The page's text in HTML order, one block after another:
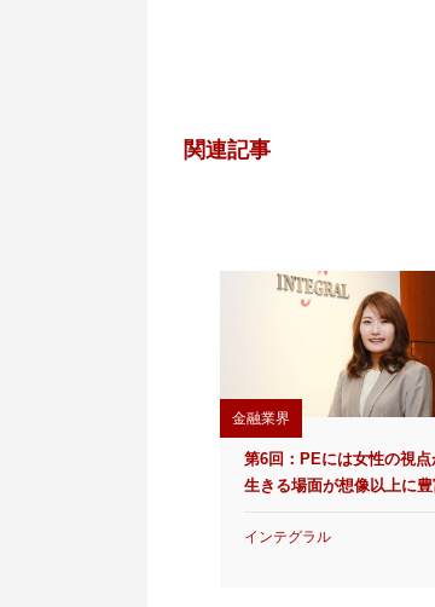
関連記事
金融業界
第6回：PEには女性の視点
生きる場面が想像以上に豊
インテグラル